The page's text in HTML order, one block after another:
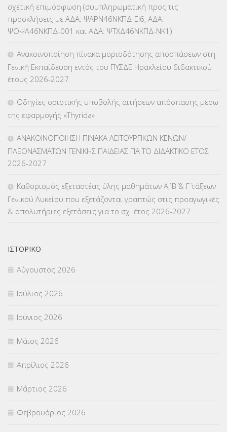
ΚΕΣΥ (60)
ΚΕΣΥΠ(109)
ΚΠγ – ΚΡΑΤΙΚΟ ΠΙΣΤΟΠΟΙΗΤΙΚΟ ΓΛΩΣΣΟΜΑΘΕΙΑΣ(135)
ΚΠπ- ΚΡΑΤΙΚΟ ΠΙΣΤΟΠΟΙΗΤΙΚΟ ΠΛΗΡΟΦΟΡΙΚΗΣ
ΛΟΙΠΑ(309)
ΜΕΤΑΘΕΣΕΙΣ-ΤΟΠΟΘΕΤΗΣΕΙΣ ΒΕΛΤΙΩΣΕΙΣ(319)
ΜΕΤΑΦΟΡΑ ΜΑΘΗΤΩΝ(3)
ΟΙΚΟΝΟΜΙΚΑ ΘΕΜΑΤΑ
Π.Ε.Κ. ΗΡΑΚΛΕΙΟΥ
ΠΑΝΕΛΛΑΔΙΚΕΣ ΕΞΕΤΑΣΕΙΣ
ΠΡΟΚΗΡΥΞΕΙΣ
ΣΕΜΙΝΑΡΙΑ – ΗΜΕΡΙΔΕΣ
ΣΕΠ(50)
ΣΤΕΛΕΧΗ (360)
ΣΥΜΒΟΥΛΕΥΤΙΚΟΣ ΣΤΑΘΜΟΣ ΝΕΩΝ
σχετική επιμόρφωση (συμπληρωματική προς τις
προσκλήσεις με ΑΔΑ: ΨΛΡΝ46ΝΚΠΔ-ΕΙ6, ΑΔΑ:
ΨΟΨΛ46ΝΚΠΔ-001 και ΑΔΑ: ΨΤΧΔ46ΝΚΠΔ-ΝΚ1)
Ανακοινοποίηση πίνακα μοριοδότησης αποσπάσεων στη
Γενική Εκπαίδευση εντός του ΠΥΣΔΕ Ηρακλείου διδακτικού
έτους 2026-2027
Οδηγίες οριστικής υποβολής αιτήσεων απόσπασης μέσω
της εφαρμογής «Thyrida»
ΑΝΑΚΟΙΝΟΠΟΙΗΣΗ ΠΙΝΑΚΑ ΛΕΙΤΟΥΡΓΙΚΩΝ ΚΕΝΩΝ/
ΠΛΕΟΝΑΣΜΑΤΩΝ ΓΕΝΙΚΗΣ ΠΑΙΔΕΙΑΣ ΓΙΑ ΤΟ ΔΙΔΑΚΤΙΚΟ ΕΤΟΣ
2026-2027
Καθορισμός εξεταστέας ύλης μαθημάτων Α΄, Β΄ & Γ΄ τάξεων
Γενικού Λυκείου που εξετάζονται γραπτώς στις προαγωγικές
& απολυτήριες εξετάσεις για το σχ. έτος 2026-2027
ΙΣΤΟΡΙΚΌ
Αύγουστος 2026
Ιούλιος 2026
Ιούνιος 2026
Μάιος 2026
Απρίλιος 2026
Μάρτιος 2026
Φεβρουάριος 2026